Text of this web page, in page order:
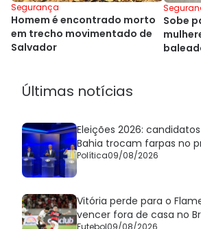
Segurança
Homem é encontrado morto
em trecho movimentado de
Salvador
Sobe
Últimas notícias
Eleições 2026:
Bahia trocam farpas no
Política09/08/2026
Vitória perde para o
vencer fora de casa no